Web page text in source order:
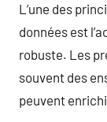
L’une des
données est
robuste. Les
souvent des
peuvent